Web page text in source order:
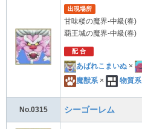
出現場所
甘味楼の魔界-中級(春)
覇王城の魔界-中級(春)
配 合
あばれこまいぬ ×
魔獣系 × 物質系
No.0315 シーゴーレム